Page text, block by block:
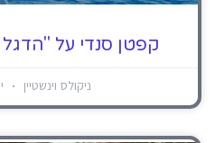
קפטן סנדי על
ניקולס וינשטיין